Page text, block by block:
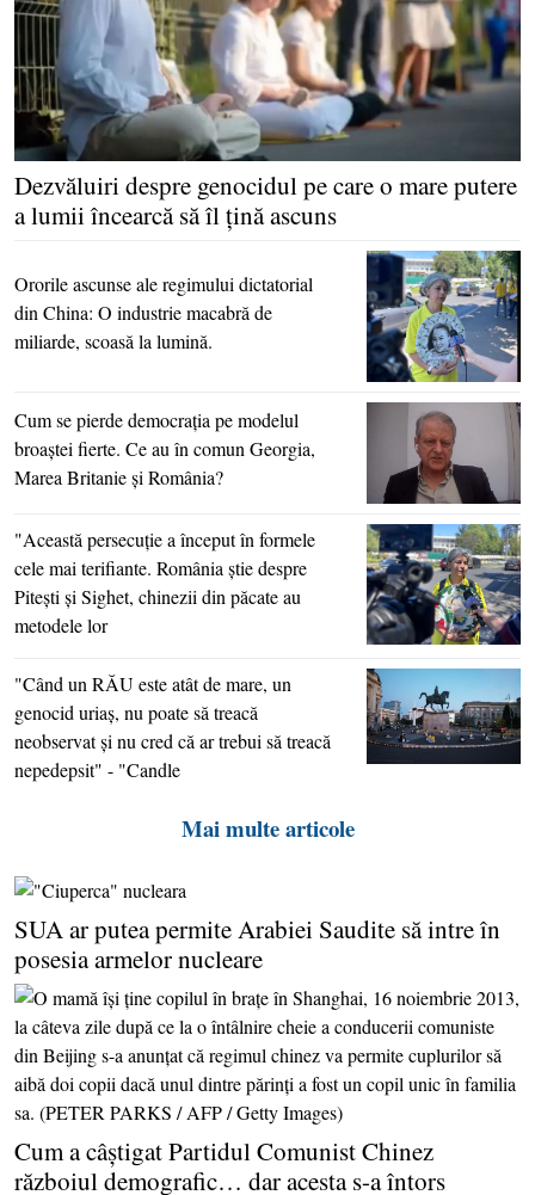
Dezvăluiri despre genocidul pe care o mare putere
a lumii încearcă să îl ţină ascuns
Ororile ascunse ale regimului dictatorial
din China: O industrie macabră de
miliarde, scoasă la lumină.
Cum se pierde democraţia pe modelul
broaştei fierte. Ce au în comun Georgia,
Marea Britanie şi România?
"Această persecuţie a început în formele
cele mai terifiante. România ştie despre
Piteşti şi Sighet, chinezii din păcate au
metodele lor
"Când un RĂU este atât de mare, un
genocid uriaş, nu poate să treacă
neobservat şi nu cred că ar trebui să treacă
nepedepsit" - "Candle
Mai multe articole
SUA ar putea permite Arabiei Saudite să intre în
posesia armelor nucleare
Cum a câştigat Partidul Comunist Chinez
războiul demografic… dar acesta s-a întors